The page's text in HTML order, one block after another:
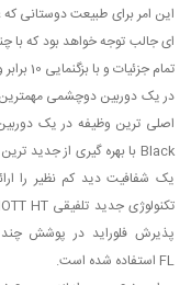
این امر برای طبیعت دوستانی
ای جالب توجه خواهد بود که با
تمام جزئیات و با بزگنمایی 10 برابر و کیفیتی کم نظیر مشاهده کنند.
در یک دوربین دوچشمی
یک شفافیت دید کم نظیر را
پذیرش فلوراید در پوشش چند
FL استفاده شده است.